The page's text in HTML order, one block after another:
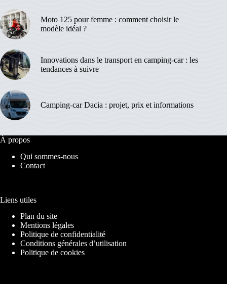
Moto 125 pour femme : comment choisir le
modèle idéal ?
Innovations dans le transport en camping-car : les
tendances à suivre
Camping-car Dacia : projet, prix et informations
À propos
Qui sommes-nous
Contact
Liens utiles
Plan du site
Mentions légales
Politique de confidentialité
Conditions générales d’utilisation
Politique de cookies